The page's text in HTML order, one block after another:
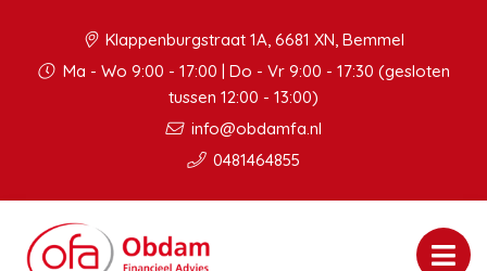
Klappenburgstraat 1A, 6681 XN, Bemmel
Ma - Wo 9:00 - 17:00 | Do - Vr 9:00 - 17:30 (gesloten
tussen 12:00 - 13:00)
info@obdamfa.nl
0481464855